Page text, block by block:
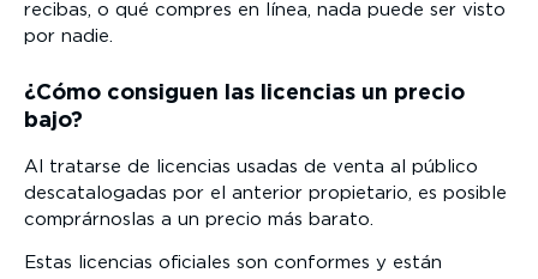
recibas, o qué compres en línea, nada puede ser visto
por nadie.
¿Cómo consiguen las licencias un precio
bajo?
Al tratarse de licencias usadas de venta al público
descatalogadas por el anterior propietario, es posible
comprárnoslas a un precio más barato.
Estas licencias oficiales son conformes y están